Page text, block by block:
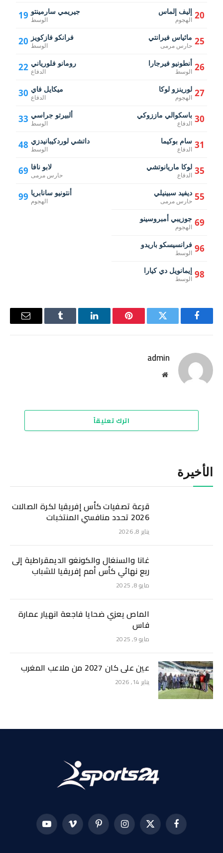
19 جيريمي سارمينتو
الوسط
20 فرانكو فازكويز
الوسط
22 رومانو فلورياني
الدفاع
30 ميكايل فاي
الدفاع
33 ألبيرتو جراسي
الوسط
48 داتشي لوردكيبانيدزي
الوسط
69 لابو نافا
حارس مرمى
99 أنتونيو سانابريا
الهجوم
20 إليف إلماس
الهجوم
25 ماثياس فيرانتي
حارس مرمى
26 أنطونيو فيرجارا
الوسط
27 لورينزو لوكا
الهجوم
30 باسكوالي ماززوكي
الدفاع
31 سام بوكيما
الدفاع
35 لوكا ماريانوتشي
الدفاع
55 ديفيد سبينيلي
حارس مرمى
69 جوزيبي أمبروسينو
الهجوم
96 فرانسيسكو باريدو
الوسط
98 إيمانويل دي كيارا
الوسط
فيسبوك تويتر بينتيريستلينكدإن Tumblr
البريد
admin
موقع
اترك تعليقاً
الأخيرة
قرعة تصفيات كأس إفريقيا لكرة الصالات
2026 تحدد منافسي المنتخبات
يناير 8, 2026
غانا والسنغال والكونغو الديمقراطية إلى
ربع نهائي كأس أمم إفريقيا للشباب
مايو 8, 2025
الماص يعزي ضحايا فاجعة انهيار عمارة
فاس
مايو 9, 2025
عين على كان 2027 من ملاعب المغرب
يناير 14, 2026
فيسبوك X
(Twitter)
الانستغرامبينتيريستفيميو يوتيوب